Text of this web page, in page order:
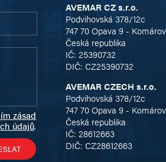
zásad
údajů.
AVEMAR CZ s.r.o.
Podvihovská 378/12c
747 70 Opava 9 - Komárov
Česká republika
IČ: 25390732
DIČ: CZ25390732
AVEMAR CZECH s.r.o.
Podvihovská 378/12c
747 70 Opava 9 - Komárov
Česká republika
IČ: 28612663
DIČ: CZ28612663